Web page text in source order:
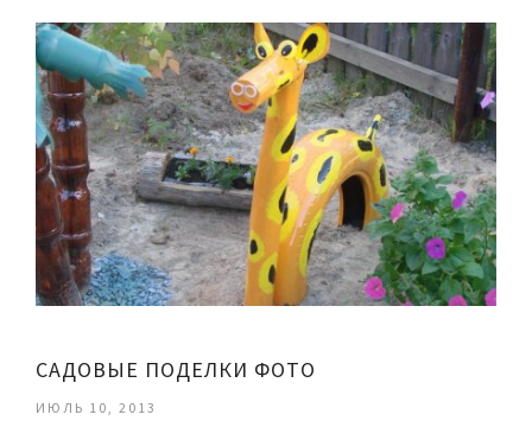
САДОВЫЕ ПОДЕЛКИ ФОТО
ИЮЛЬ 10, 2013